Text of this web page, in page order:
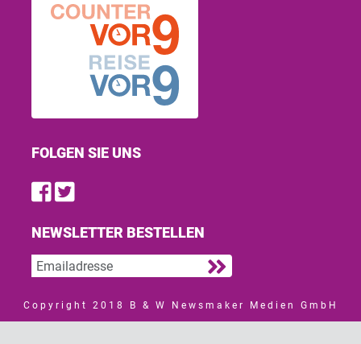
FOLGEN SIE UNS
Find us on Facebook
Follow us on Twitter
NEWSLETTER BESTELLEN
Copyright 2018 B & W Newsmaker Medien GmbH